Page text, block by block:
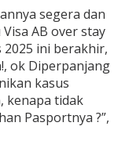
segera dan
AB over stay
ini berakhir,
ok Diperpanjang
kasus
kenapa tidak
Pasportnya ?”,